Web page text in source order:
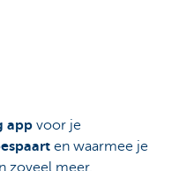
app voor je
en waarmee je
zoveel meer.